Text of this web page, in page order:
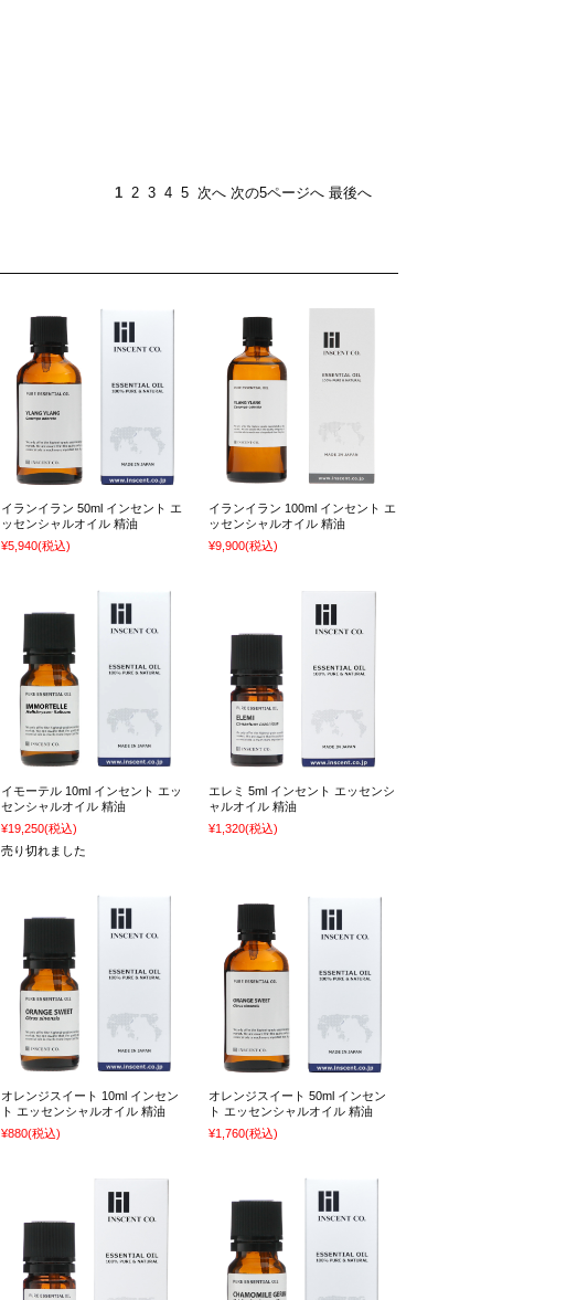
1 2 3 4 5 次へ 次の5ページへ 最後へ
イランイラン 50ml インセント エ
ッセンシャルオイル 精油
¥5,940(税込)
イランイラン 100ml インセント エ
ッセンシャルオイル 精油
¥9,900(税込)
イモーテル 10ml インセント エッ
センシャルオイル 精油
¥19,250(税込)
売り切れました
エレミ 5ml インセント エッセンシ
ャルオイル 精油
¥1,320(税込)
オレンジスイート 10ml インセン
ト エッセンシャルオイル 精油
¥880(税込)
オレンジスイート 50ml インセン
ト エッセンシャルオイル 精油
¥1,760(税込)